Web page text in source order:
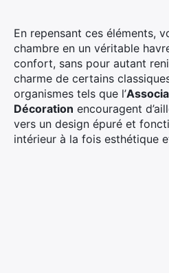
En repensant ces éléments,
chambre en un véritable
confort, sans pour autant
charme de certains
organismes tels que l’
Décoration encouragent
vers un design épuré et
intérieur à la fois esthétique